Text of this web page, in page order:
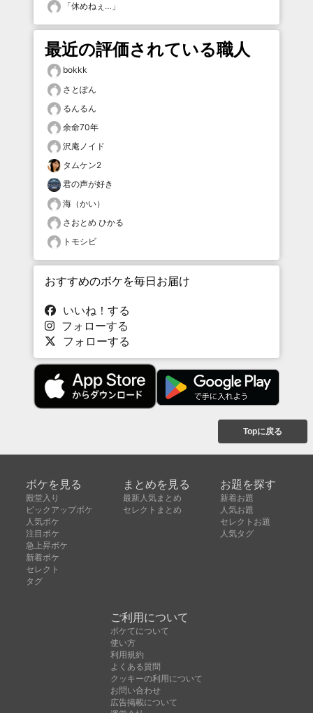
「休めねぇ… 」
最近の評価されている職人
bokkk
さとぽん
るんるん
余命70年
沢庵ノイド
タムケン2
君の声が好き
海（かい）
さおとめ ひかる
トモシビ
おすすめのボケを毎日お届け
いいね！する
フォローする
フォローする
Topに戻る
ボケを見る
殿堂入り
ピックアップボケ
人気ボケ
注目ボケ
急上昇ボケ
新着ボケ
セレクト
タグ
まとめを見る
最新人気まとめ
セレクトまとめ
お題を探す
新着お題
人気お題
セレクトお題
人気タグ
ご利用について
ボケてについて
使い方
利用規約
よくある質問
クッキーの利用について
お問い合わせ
広告掲載について